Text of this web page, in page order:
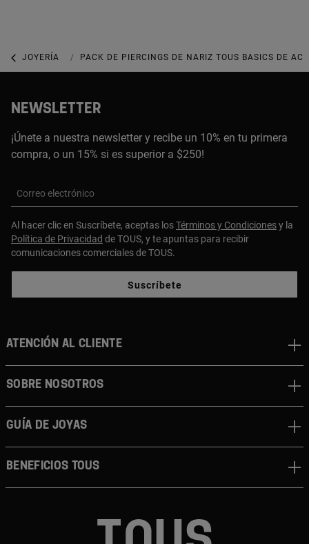
JOYERÍA PIERCINGS
PACK DE PIERCINGS DE NARIZ TOUS BASICS DE
NEWSLETTER
¡Únete a nuestra newsletter y recibe un 10% en tu primera
compra, o un 15% si es superior a $250!
Correo electrónico
Al hacer clic en Suscríbete, aceptas losTérminos y Condicionesy la
Política de Privacidad de TOUS, y te apuntas para recibir
comunicaciones comerciales de TOUS.
Suscríbete
ATENCIÓN AL CLIENTE
SOBRE NOSOTROS
GUÍA DE JOYAS
BENEFICIOS TOUS